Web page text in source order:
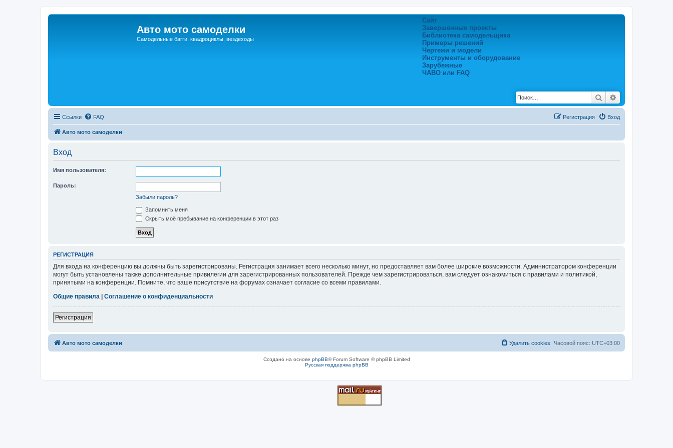
Авто мото самоделки
Самодельные багги, квадроциклы, вездеходы
Сайт
Завершенные проекты
Библиотека самодельщика
Примеры решений
Чертежи и модели
Инструменты и оборудование
Зарубежные
ЧАВО или FAQ
Поиск
Ссылки FAQ Вход
Регистрация
Авто мото самоделки
Вход
Имя пользователя:
Пароль:
Забыли пароль?
Запомнить меня
Скрыть моё пребывание на конференции в этот раз
РЕГИСТРАЦИЯ
Для входа на конференцию вы должны быть зарегистрированы. Регистрация занимает всего несколько минут, но предоставляет вам более широкие возможности. Администратором конференции
могут быть установлены также дополнительные привилегии для зарегистрированных пользователей. Прежде чем зарегистрироваться, вам следует ознакомиться с правилами и политикой,
принятыми на конференции. Помните, что ваше присутствие на форумах означает согласие со всеми правилами.
Общие правила | Соглашение о конфиденциальности
Регистрация
Авто мото самоделки Часовой пояс: UTC+03:00
Удалить cookies
Создано на основе phpBB® Forum Software © phpBB Limited
Русская поддержка phpBB